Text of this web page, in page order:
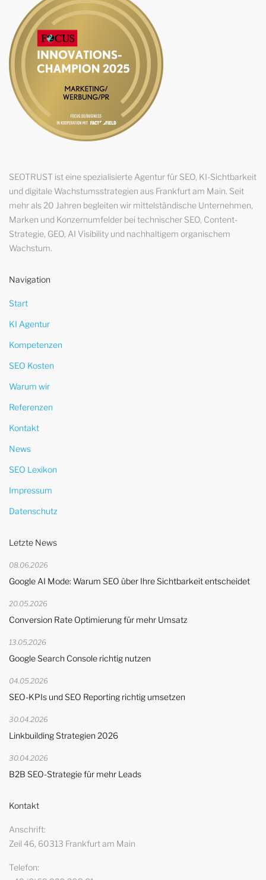
SEOTRUST ist eine spezialisierte Agentur für SEO, KI-Sichtbarkeit
und digitale Wachstumsstrategien aus Frankfurt am Main. Seit
mehr als 20 Jahren begleiten wir mittelständische Unternehmen,
Marken und Konzernumfelder bei technischer SEO, Content-
Strategie, GEO, AI Visibility und nachhaltigem organischem
Wachstum.
Navigation
Start
KI Agentur
Kompetenzen
SEO Kosten
Warum wir
Referenzen
Kontakt
News
SEO Lexikon
Impressum
Datenschutz
Letzte News
08.06.2026
Google AI Mode: Warum SEO über Ihre Sichtbarkeit entscheidet
20.05.2026
Conversion Rate Optimierung für mehr Umsatz
13.05.2026
Google Search Console richtig nutzen
04.05.2026
SEO-KPIs und SEO Reporting richtig umsetzen
30.04.2026
Linkbuilding Strategien 2026
30.04.2026
B2B SEO-Strategie für mehr Leads
Kontakt
Anschrift
Zeil 46, 60313 Frankfurt am Main
Telefon